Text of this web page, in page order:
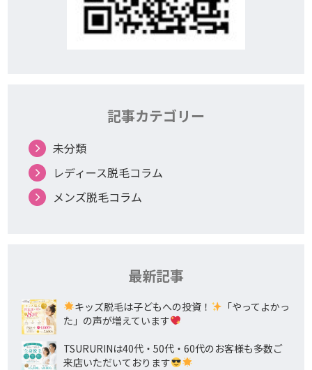
記事カテゴリー
未分類
レディース脱毛コラム
メンズ脱毛コラム
最新記事
キッズ脱毛は子どもへの投資！
「やってよかっ
た」の声が増えています
TSURURINは40代・50代・60代のお客様も多数ご
来店いただいております